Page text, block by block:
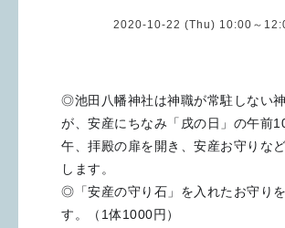
2020-10-22 (Thu) 10:00～
◎池田八幡神社は神職が常駐しない
が、安産にちなみ「戌の日」の午前
午、拝殿の扉を開き、安産お守りな
します。
◎「安産の守り石」を入れたお守り
す。（1体1000円）